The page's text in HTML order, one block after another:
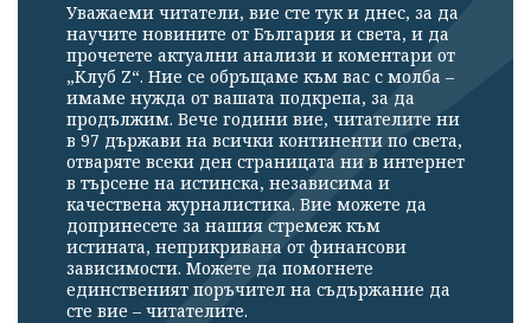
Уважаеми читатели, вие сте тук и днес, за да
научите новините от България и света, и да
прочетете актуални анализи и коментари от
„Клуб Z“. Ние се обръщаме към вас с молба –
имаме нужда от вашата подкрепа, за да
продължим. Вече години вие, читателите ни
в 97 държави на всички континенти по света,
отваряте всеки ден страницата ни в интернет
в търсене на истинска, независима и
качествена журналистика. Вие можете да
допринесете за нашия стремеж към
истината, неприкривана от финансови
зависимости. Можете да помогнете
единственият поръчител на съдържание да
сте вие – читателите.